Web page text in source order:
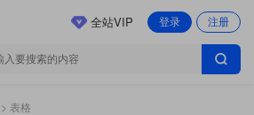
登录 注册
全站VIP
> 表格